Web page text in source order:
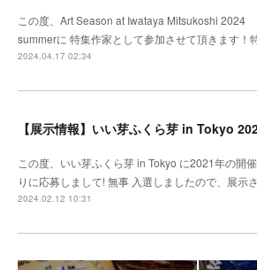
この度、Art Season at Iwataya Mitsukoshi 2024
summerに 特集作家として参加させて頂きます！
2024.04.17 02:34
この度、いい芽ふくら芽 in Tokyo に2021年の開
りに応募しまして! 無事 入選しましたので、展示
2024.02.12 10:31